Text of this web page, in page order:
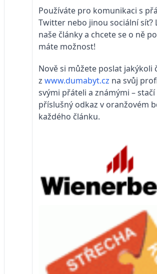
Používáte pro komunikaci s
Twitter nebo jinou sociální síť?
naše články a chcete se o ně
máte možnost!
Nově si můžete poslat jakýkoli
z www.dumabyt.cz na svůj
svými přáteli a známými –
příslušný odkaz v oranžovém
každého článku.